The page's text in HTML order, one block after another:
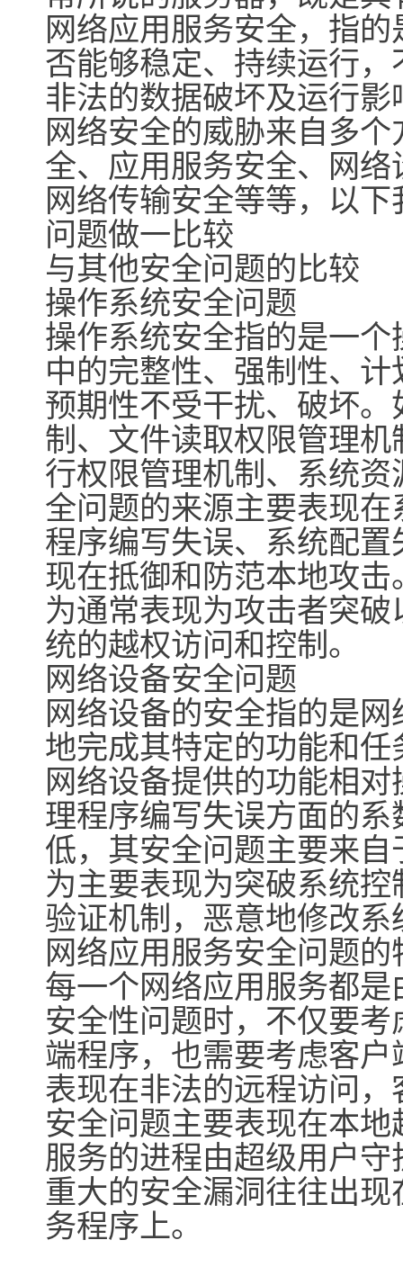
网络应用服务安全，指
否能够稳定、持续运行，
非法的数据破坏及运行影
网络安全的威胁来自多
全、应用服务安全、网络
网络传输安全等等，以
问题做一比较
与其他安全问题的比较
操作系统安全问题
操作系统安全指的是一
中的完整性、强制性、计
预期性不受干扰、破坏
制、文件读取权限管理机
行权限管理机制、系统
全问题的来源主要表现在
程序编写失误、系统配
现在抵御和防范本地攻击
为通常表现为攻击者突
统的越权访问和控制。
网络设备安全问题
网络设备的安全指的是
地完成其特定的功能和任
网络设备提供的功能相
理程序编写失误方面的系
低，其安全问题主要来
为主要表现为突破系统控
验证机制，恶意地修改系
网络应用服务安全问题的
每一个网络应用服务都
安全性问题时，不仅要考
端程序，也需要考虑客
表现在非法的远程访问，
安全问题主要表现在本
服务的进程由超级用户守
重大的安全漏洞往往出
务程序上。